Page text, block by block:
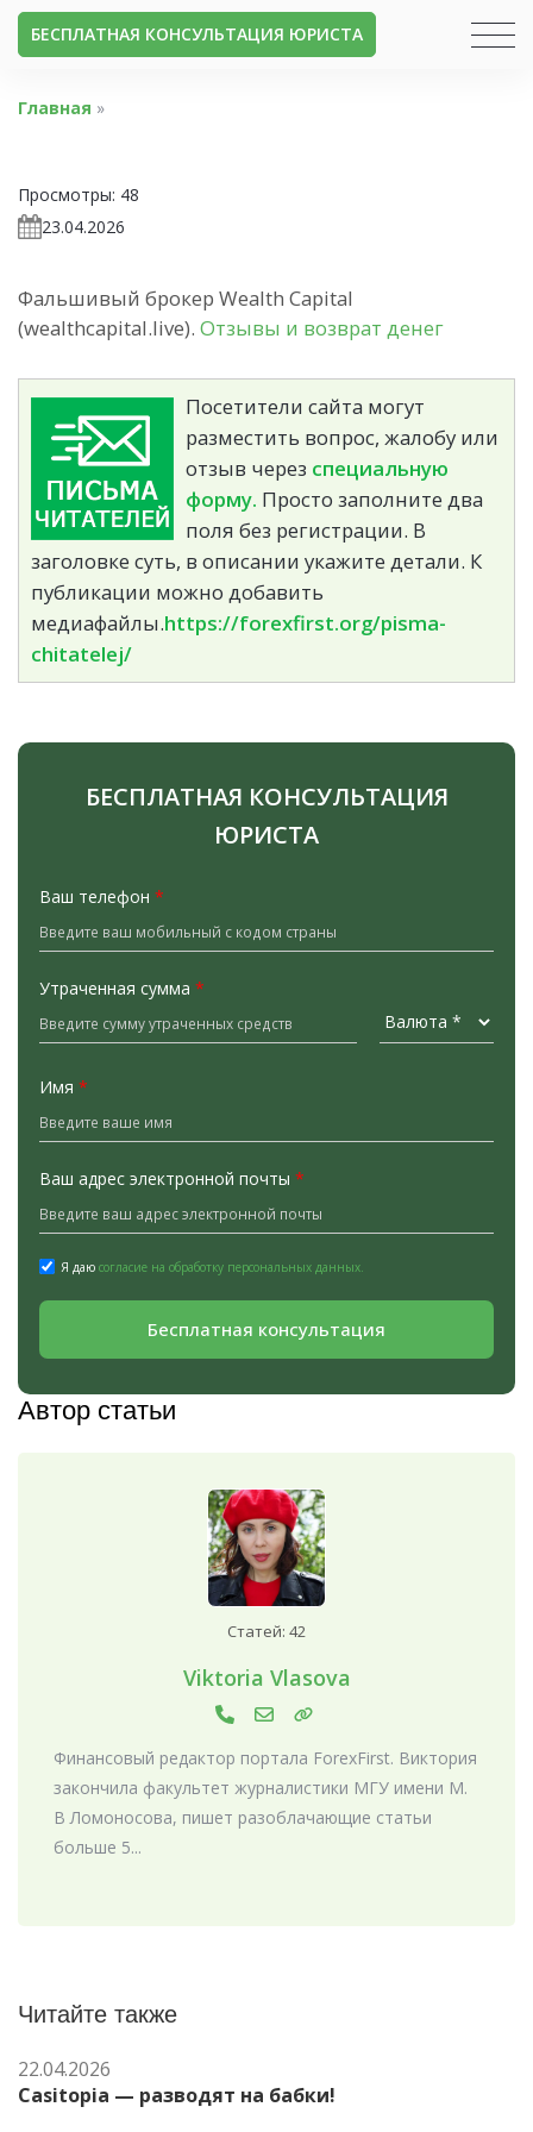
БЕСПЛАТНАЯ КОНСУЛЬТАЦИЯ ЮРИСТА
Главная »
Просмотры: 48
23.04.2026
Фальшивый брокер Wealth Capital
(wealthcapital.live). Отзывы и возврат денег
Посетители сайта могут
разместить вопрос, жалобу или
отзыв через специальную
форму. Просто заполните два
поля без регистрации. В
заголовке суть, в описании укажите детали. К
публикации можно добавить
медиафайлы.https://forexfirst.org/pisma-
chitatelej/
БЕСПЛАТНАЯ КОНСУЛЬТАЦИЯ
ЮРИСТА
Ваш телефон *
Утраченная сумма *
Имя *
Ваш адрес электронной почты *
Я даю согласие на обработку персональных данных.
Бесплатная консультация
Автор статьи
Статей: 42
Viktoria Vlasova
Финансовый редактор портала ForexFirst. Виктория
закончила факультет журналистики МГУ имени М.
В Ломоносова, пишет разоблачающие статьи
больше 5...
Читайте также
22.04.2026
Casitopia — разводят на бабки!